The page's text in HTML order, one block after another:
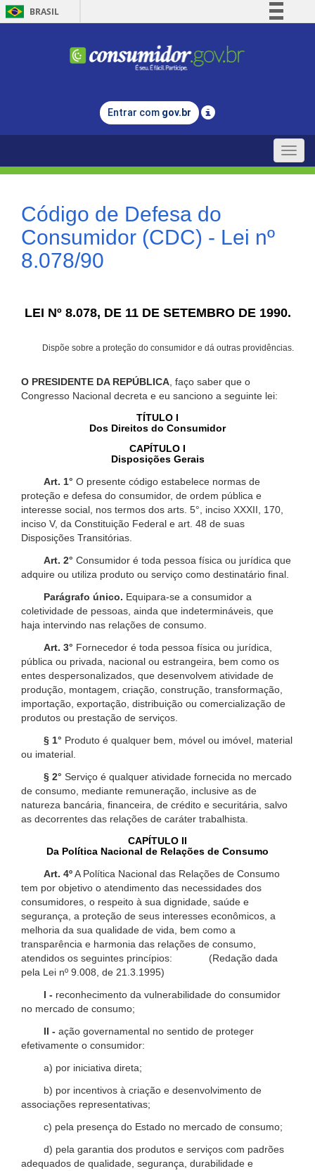
BRASIL
Comunica BR
Legislação
Entrar com gov.br
Toggle
Código de Defesa do
Consumidor (CDC) - Lei nº
8.078/90
LEI Nº 8.078, DE 11 DE SETEMBRO DE 1990.
Dispõe sobre a proteção do consumidor e dá outras providências.
O PRESIDENTE DA REPÚBLICA , faço saber que o
Congresso Nacional decreta e eu sanciono a seguinte lei:
TÍTULO I
Dos Direitos do Consumidor
CAPÍTULO I
Disposições Gerais
Art. 1° O presente código estabelece normas de
proteção e defesa do consumidor, de ordem pública e
interesse social, nos termos dos arts. 5°, inciso XXXII, 170,
inciso V, da Constituição Federal e art. 48 de suas
Disposições Transitórias.
Art. 2° Consumidor é toda pessoa física ou jurídica que
adquire ou utiliza produto ou serviço como destinatário final.
Parágrafo único. Equipara-se a consumidor a
coletividade de pessoas, ainda que indetermináveis, que
haja intervindo nas relações de consumo.
Art. 3° Fornecedor é toda pessoa física ou jurídica,
pública ou privada, nacional ou estrangeira, bem como os
entes despersonalizados, que desenvolvem atividade de
produção, montagem, criação, construção, transformação,
importação, exportação, distribuição ou comercialização de
produtos ou prestação de serviços.
§ 1° Produto é qualquer bem, móvel ou imóvel, material
ou imaterial.
§ 2° Serviço é qualquer atividade fornecida no mercado
de consumo, mediante remuneração, inclusive as de
natureza bancária, financeira, de crédito e securitária, salvo
as decorrentes das relações de caráter trabalhista.
CAPÍTULO II
Da Política Nacional de Relações de Consumo
Art. 4ºA Política Nacional das Relações de Consumo
tem por objetivo o atendimento das necessidades dos
consumidores, o respeito à sua dignidade, saúde e
segurança, a proteção de seus interesses econômicos, a
melhoria da sua qualidade de vida, bem como a
transparência e harmonia das relações de consumo,
atendidos os seguintes princípios: (Redação dada
pela Lei nº 9.008, de 21.3.1995)
I - reconhecimento da vulnerabilidade do consumidor
no mercado de consumo;
II - ação governamental no sentido de proteger
efetivamente o consumidor:
a) por iniciativa direta;
b) por incentivos à criação e desenvolvimento de
associações representativas;
c) pela presença do Estado no mercado de consumo;
d) pela garantia dos produtos e serviços com padrões
adequados de qualidade, segurança, durabilidade e